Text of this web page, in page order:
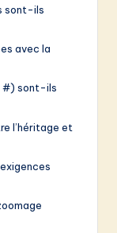
sont-ils
avec la
#) sont-ils
l’héritage et